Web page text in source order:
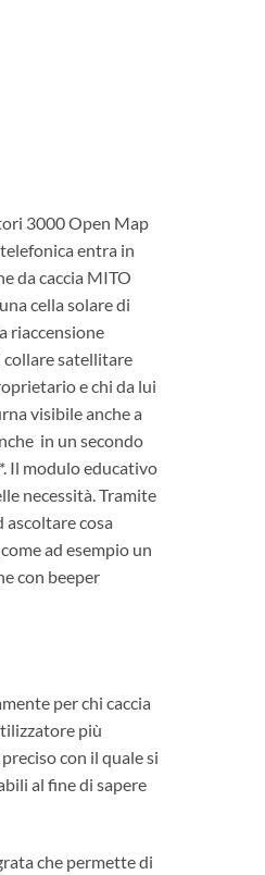
3000 Open Map
entra in
da caccia MITO
cella solare di
riaccensione
collare satellitare
e chi da lui
visibile anche a
in un secondo
Il modulo educativo
necessità. Tramite
cosa
ad esempio un
con beeper
per chi caccia
più
con il quale si
al fine di sapere
che permette di